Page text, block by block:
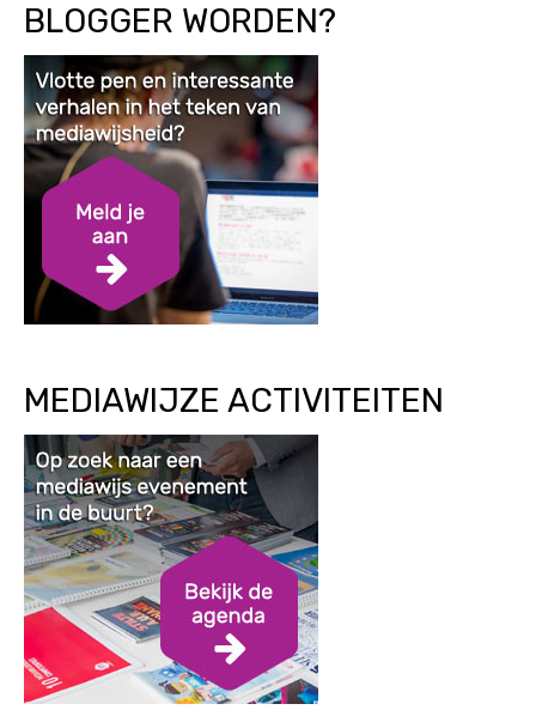
BLOGGER WORDEN?
MEDIAWIJZE ACTIVITEITEN